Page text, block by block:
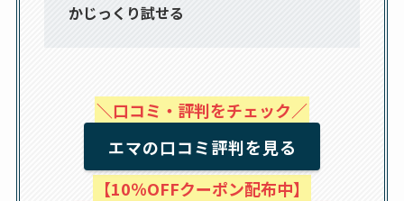
かじっくり試せる
＼口コミ・評判をチェック／
エマの口コミ評判を見る
【10％OFFクーポン配布中】